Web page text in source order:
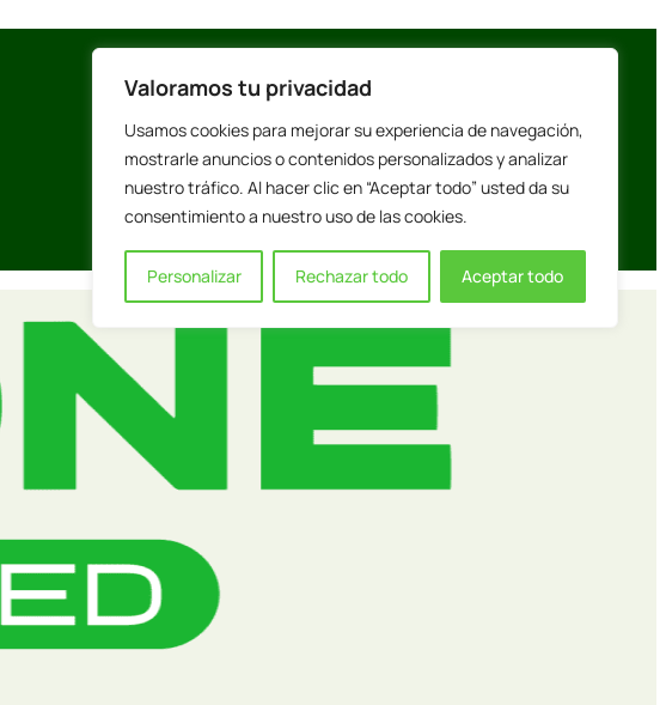
Valoramos tu privacidad
Usamos cookies para mejorar su experiencia de navegación,
mostrarle anuncios o contenidos personalizados y analizar
nuestro tráfico. Al hacer clic en “Aceptar todo” usted da su
consentimiento a nuestro uso de las cookies.
Personalizar Rechazar todo Aceptar todo